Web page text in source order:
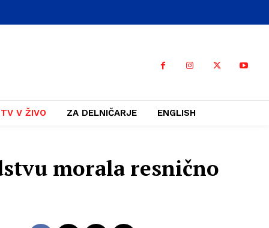
TV V ŽIVO ZA DELNIČARJE ENGLISH
morala resnično